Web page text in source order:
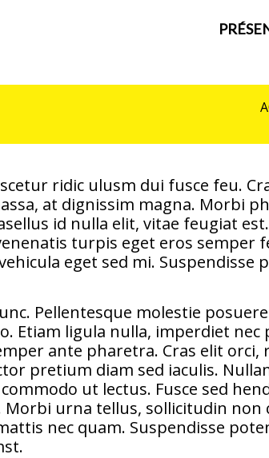
ridic ulusm dui fusce feu.
at dignissim magna. Morbi
id nulla elit, vitae feugiat
turpis eget eros semper
eget sed mi. Suspendisse
Pellentesque molestie
Etiam ligula nulla, imperdiet nec
ante pharetra. Cras elit orci,
pretium diam sed iaculis.
ut lectus. Fusce sed
urna tellus, sollicitudin non
nec quam. Suspendisse